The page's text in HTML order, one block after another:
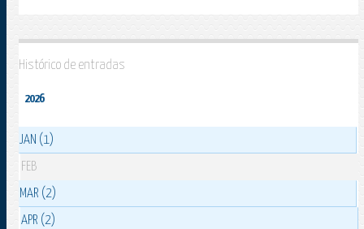
Histórico de entradas
2026
JAN (1)
FEB
MAR (2)
APR (2)